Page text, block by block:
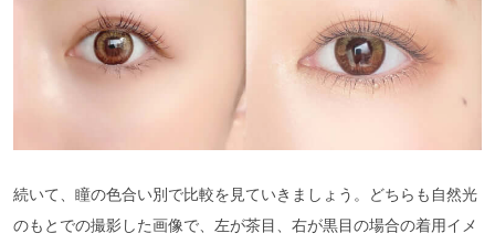
続いて、瞳の色合い別で比較を見ていきましょう。どちらも自然光
のもとでの撮影した画像で、左が茶目、右が黒目の場合の着用イメ